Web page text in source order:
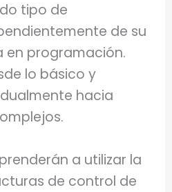
tipo de
de su
en programación.
lo básico y
hacia
a utilizar la
de control de